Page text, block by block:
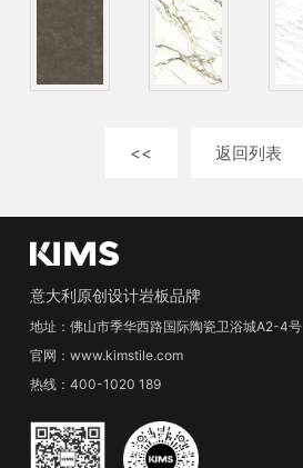
<< 返回列表
意大利原创设计岩板品牌
地址：佛山市季华西路国际陶瓷卫浴城A2-4号
官网：www.kimstile.com
热线：400-1020 189